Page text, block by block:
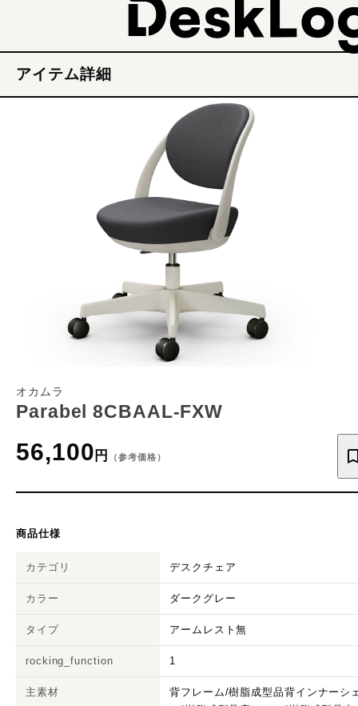
アイテム詳細
オカムラ
Parabel 8CBAAL-FXW
56,100 円 （参考価格）
商品仕様
カテゴリ デスクチェア
カラー ダークグレー
タイプ アームレスト無
rocking_function 1
主素材
背フレーム/樹脂成型品背インナーシ